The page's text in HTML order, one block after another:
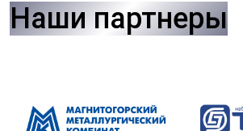
Наши партнеры